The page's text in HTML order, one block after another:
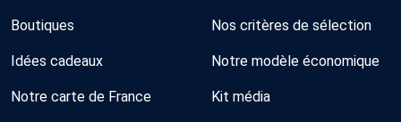
Boutiques
Idées cadeaux
Notre carte de France
Nos critères de sélection
Notre modèle économique
Kit média